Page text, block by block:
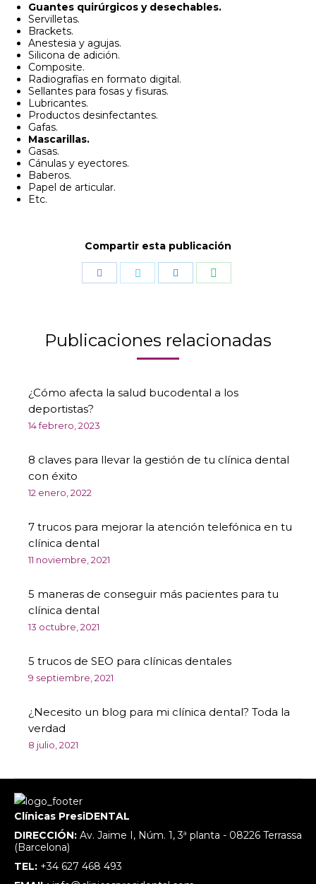
Guantes quirúrgicos y desechables.
Servilletas.
Brackets.
Anestesia y agujas.
Silicona de adición.
Composite.
Radiografías en formato digital.
Sellantes para fosas y fisuras.
Lubricantes.
Productos desinfectantes.
Gafas.
Mascarillas.
Gasas.
Cánulas y eyectores.
Baberos.
Papel de articular.
Etc.
Compartir esta publicación
Compartir
Compartir
Publicaciones relacionadas
¿Cómo afecta la salud bucodental a los
deportistas?
14 febrero, 2023
8 claves para llevar la gestión de tu clínica dental
con éxito
12 enero, 2022
7 trucos para mejorar la atención telefónica en tu
clínica dental
11 noviembre, 2021
5 maneras de conseguir más pacientes para tu
clínica dental
13 octubre, 2021
5 trucos de SEO para clínicas dentales
9 septiembre, 2021
¿Necesito un blog para mi clínica dental? Toda la
verdad
8 julio, 2021
Clínicas PresiDENTAL
DIRECCIÓN: Av. Jaime I, Núm. 1, 3ª planta - 08226 Terrassa
(Barcelona)
TEL: +34 627 468 493